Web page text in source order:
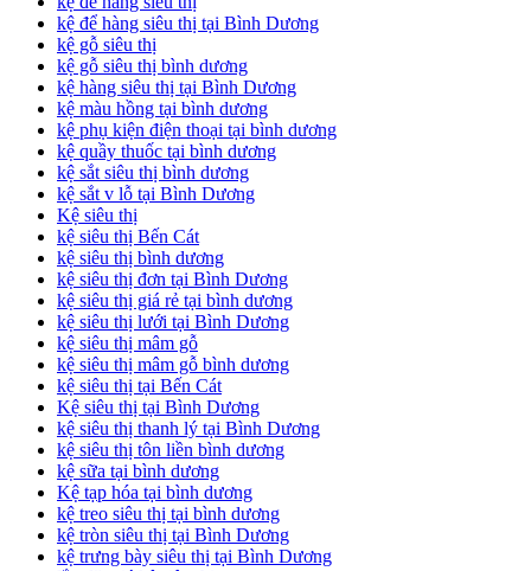
kệ để hàng siêu thị tại Bình Dương
kệ gỗ siêu thị
kệ gỗ siêu thị bình dương
kệ hàng siêu thị tại Bình Dương
kệ màu hồng tại bình dương
kệ phụ kiện điện thoại tại bình dương
kệ quầy thuốc tại bình dương
kệ sắt siêu thị bình dương
kệ sắt v lỗ tại Bình Dương
Kệ siêu thị
kệ siêu thị Bến Cát
kệ siêu thị bình dương
kệ siêu thị đơn tại Bình Dương
kệ siêu thị giá rẻ tại bình dương
kệ siêu thị lưới tại Bình Dương
kệ siêu thị mâm gỗ
kệ siêu thị mâm gỗ bình dương
kệ siêu thị tại Bến Cát
Kệ siêu thị tại Bình Dương
kệ siêu thị thanh lý tại Bình Dương
kệ siêu thị tôn liền bình dương
kệ sữa tại bình dương
Kệ tạp hóa tại bình dương
kệ treo siêu thị tại bình dương
kệ tròn siêu thị tại Bình Dương
kệ trưng bày siêu thị tại Bình Dương